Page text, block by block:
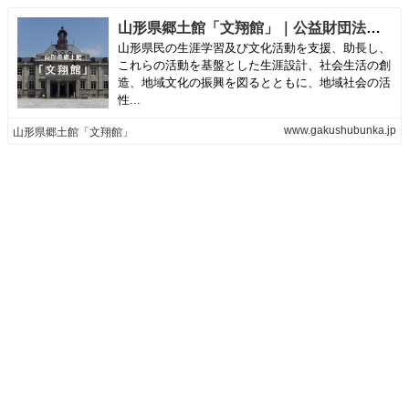
山形県郷土館「文翔館」｜公益財団法人 山形県生涯学習文化財団
山形県民の生涯学習及び文化活動を支援、助長し、
これらの活動を基盤とした生涯設計、社会生活の創
造、地域文化の振興を図るとともに、地域社会の活
性...
山形県郷土館「文翔館」 www.gakushubunka.jp